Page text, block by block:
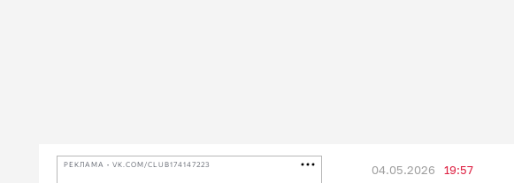
РЕКЛАМА • VK.COM/CLUB174147223 04.05.2026 19:57